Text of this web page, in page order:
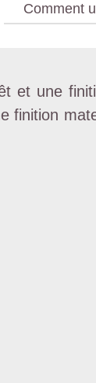
Comment
et une
finition